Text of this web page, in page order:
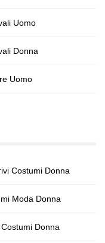
Uomo
Donna
Uomo
Costumi Donna
Moda Donna
Donna